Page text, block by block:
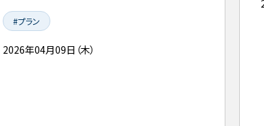
#プラン
2026年04月09日（木）